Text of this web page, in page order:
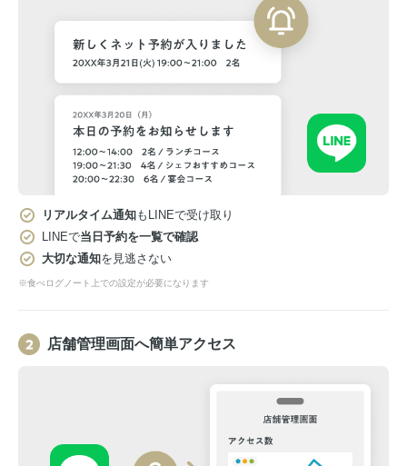
リアルタイム通知もLINEで受け取り
LINEで当日予約を一覧で確認
大切な通知を見逃さない
※食べログノート上での設定が必要になります
店舗管理画面へ簡単アクセス